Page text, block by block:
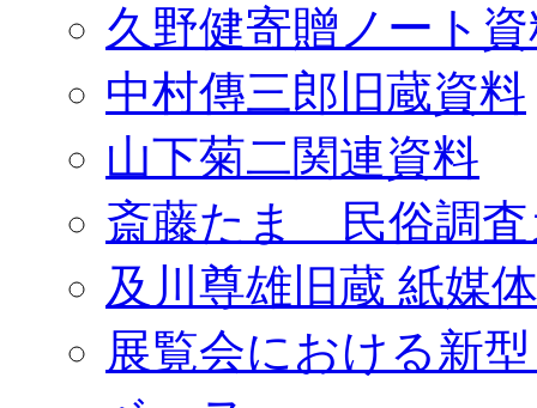
久野健寄贈ノート
中村傳三郎旧蔵資料
山下菊二関連資料
斎藤たま 民俗調査
及川尊雄旧蔵 紙媒
展覧会における新